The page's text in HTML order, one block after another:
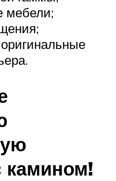
мебели;
камином!